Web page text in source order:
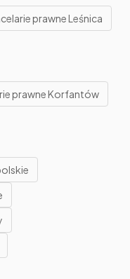
prawne Leśnica
prawne Korfantów